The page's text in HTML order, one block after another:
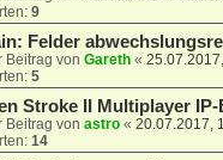
9
Felder
Beitrag vonGareth «
5
Stroke II Multiplayer
Beitrag vonastro «20.07.2017,
14